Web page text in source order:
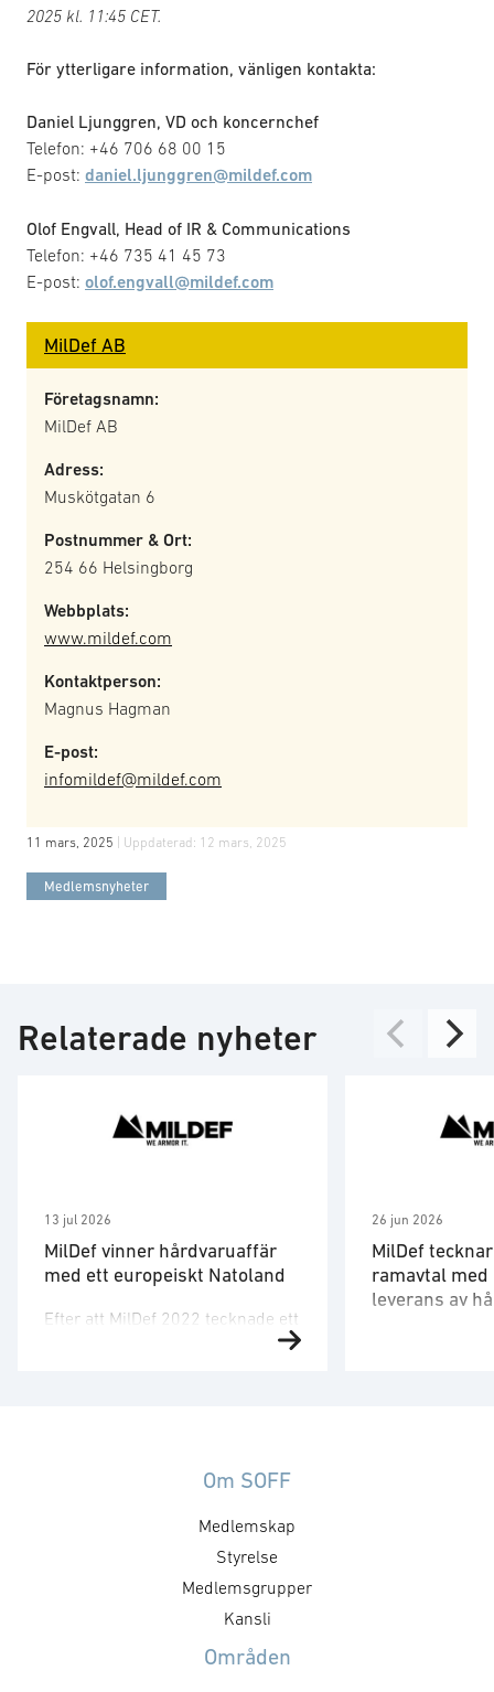
2025 kl. 11:45 CET.
För ytterligare information, vänligen kontakta:
Daniel Ljunggren, VD och koncernchef
Telefon: +46 706 68 00 15
E-post: daniel.ljunggren@mildef.com
Olof Engvall, Head of IR & Communications
Telefon: +46 735 41 45 73
E-post: olof.engvall@mildef.com
MilDef AB
Företagsnamn:
MilDef AB
Adress:
Muskötgatan 6
Postnummer & Ort:
254 66 Helsingborg
Webbplats:
www.mildef.com
Kontaktperson:
Magnus Hagman
E-post:
infomildef@mildef.com
11 mars, 2025 | Uppdaterad: 12 mars, 2025
Medlemsnyheter
Relaterade nyheter
13 jul 2026
MilDef vinner hårdvaruaffär
med ett europeiskt Natoland
Efter att MilDef 2022 tecknade ett
av landets armé och är den
hårdvara som MilDef hittills
mottagit. Ordervärdet är cirka
553 miljoner kronor och
leveranserna beräknas ske under
26 jun 2026
MilDef
ramavtal med
leverans av
Om SOFF
Medlemskap
Styrelse
Medlemsgrupper
Kansli
Områden